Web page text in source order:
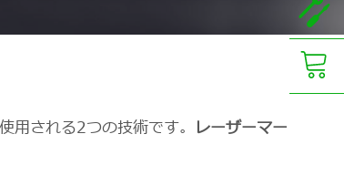
される2つの技術です。 レーザーマー